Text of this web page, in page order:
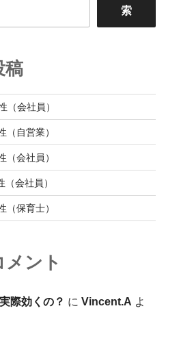
索
稿
会社員）
自営業）
会社員）
会社員）
保育士）
ント
際効くの？ に Vincent.A よ